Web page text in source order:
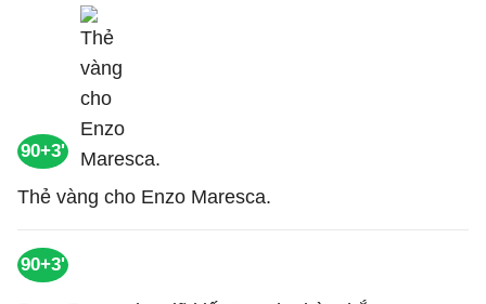
90+3'
Thẻ vàng cho Enzo Maresca.
90+3'